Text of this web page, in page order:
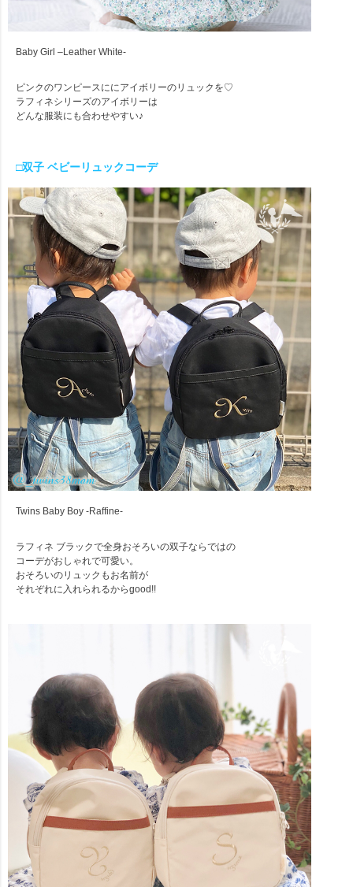
Baby Girl –Leather White-
ピンクのワンピースににアイボリーのリュックを♡
ラフィネシリーズのアイボリーは
どんな服装にも合わせやすい♪
□双子 ベビーリュックコーデ
Twins Baby Boy -Raffine-
ラフィネ ブラックで全身おそろいの双子ならではの
コーデがおしゃれで可愛い。
おそろいのリュックもお名前が
それぞれに入れられるからgood!!